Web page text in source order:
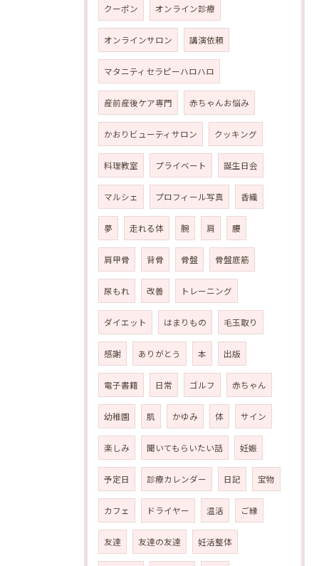
クーポン オンライン診療
オンラインサロン 講演依頼
マタニティセラピーハロハロ
産前産後ケア専門 赤ちゃんお悩み
かおりビューティサロン クッキング
料理教室 プライベート 誕生日会
マルシェ プロフィール写真 香織
夢 走れる体 腕 肩 腰
肩甲骨 背骨 骨盤 骨盤底筋
尿もれ 改善 トレーニング
ダイエット はまりもの 毛玉取り
感謝 ありがとう 本 出版
電子書籍 日常 ゴルフ 赤ちゃん
幼稚園 肌 かゆみ 体 サイン
楽しみ 聞いてもらいたい話 妊娠
予定日 診療カレンダー 日記 宝物
カフェ ドライヤー 温活 ご縁
友達 友達の友達 妊活整体